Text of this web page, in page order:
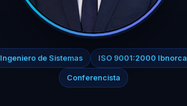
Ingeniero de Sistemas ISO 9001:2000 Ibnorca
Conferencista